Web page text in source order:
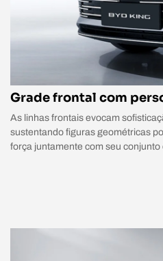
Grade frontal com
As linhas frontais evocam
sustentando figuras geométricas
força juntamente com seu conjunto